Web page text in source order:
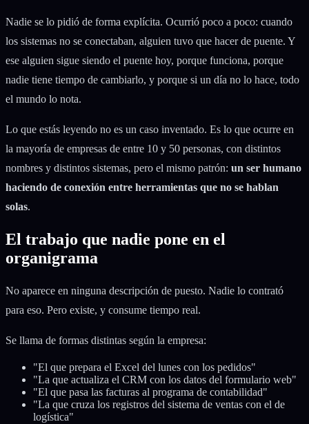
Nadie se lo pidió de forma explícita. Ocurrió poco a poco: cuando
los sistemas no se conectaban, alguien tuvo que hacer de puente. Y
ese alguien sigue siendo el puente hoy, porque funciona, porque
nadie tiene tiempo de cambiarlo, y porque si un día no lo hace, todo
el mundo lo nota.
Lo que estás leyendo no es un caso inventado. Es lo que ocurre en
la mayoría de empresas de entre 10 y 50 personas, con distintos
nombres y distintos sistemas, pero el mismo patrón: un ser humano
haciendo de conexión entre herramientas que no se hablan
solas.
El trabajo que nadie pone en el
organigrama
No aparece en ninguna descripción de puesto. Nadie lo contrató
para eso. Pero existe, y consume tiempo real.
Se llama de formas distintas según la empresa:
"El que prepara el Excel del lunes con los pedidos"
"La que actualiza el CRM con los datos del formulario web"
"El que pasa las facturas al programa de contabilidad"
"La que cruza los registros del sistema de ventas con el de
logística"